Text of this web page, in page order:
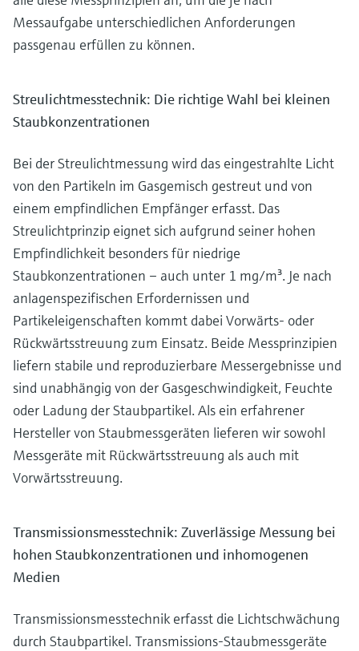
Messaufgabe unterschiedlichen Anforderungen
passgenau erfüllen zu können.
Streulichtmesstechnik: Die richtige Wahl bei kleinen
Staubkonzentrationen
Bei der Streulichtmessung wird das eingestrahlte Licht
von den Partikeln im Gasgemisch gestreut und von
einem empfindlichen Empfänger erfasst. Das
Streulichtprinzip eignet sich aufgrund seiner hohen
Empfindlichkeit besonders für niedrige
Staubkonzentrationen – auch unter 1 mg/m³. Je nach
anlagenspezifischen Erfordernissen und
Partikeleigenschaften kommt dabei Vorwärts- oder
Rückwärtsstreuung zum Einsatz. Beide Messprinzipien
liefern stabile und reproduzierbare Messergebnisse und
sind unabhängig von der Gasgeschwindigkeit, Feuchte
oder Ladung der Staubpartikel. Als ein erfahrener
Hersteller von Staubmessgeräten lieferen wir sowohl
Messgeräte mit Rückwärtsstreuung als auch mit
Vorwärtsstreuung.
Transmissionsmesstechnik: Zuverlässige Messung bei
hohen Staubkonzentrationen und inhomogenen
Medien
Transmissionsmesstechnik erfasst die Lichtschwächung
durch Staubpartikel. Transmissions-Staubmessgeräte